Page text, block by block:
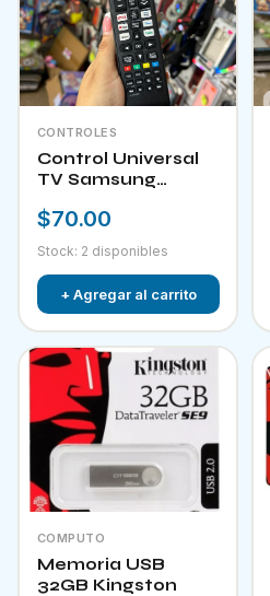
CONTROLES
Control Universal
TV Samsung
$70.00
Stock: 2 disponibles
+ Agregar al carrito
COMPUTO
Memoria USB
32GB Kingston